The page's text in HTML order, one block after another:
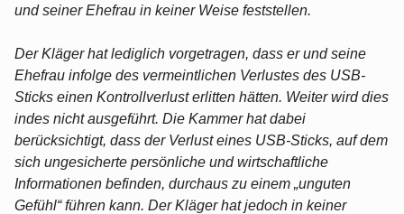
und seiner Ehefrau in keiner Weise feststellen.
Der Kläger hat lediglich vorgetragen, dass er und seine
Ehefrau infolge des vermeintlichen Verlustes des USB-
Sticks einen Kontrollverlust erlitten hätten. Weiter wird dies
indes nicht ausgeführt. Die Kammer hat dabei
berücksichtigt, dass der Verlust eines USB-Sticks, auf dem
sich ungesicherte persönliche und wirtschaftliche
Informationen befinden, durchaus zu einem „unguten
Gefühl“ führen kann. Der Kläger hat jedoch in keiner